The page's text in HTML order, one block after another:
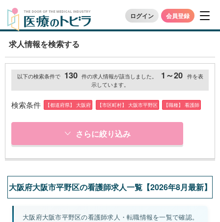
ログイン 会員登録
求人情報を検索する
以下の検索条件で 130 件の求人情報が該当しました。 1～20 件を表
示しています。
検索条件 【都道府県】 大阪府 【市区町村】 大阪市平野区 【職種】 看護師
さらに絞り込み
大阪府大阪市平野区の看護師求人一覧【2026年8月最新】
大阪府大阪市平野区の看護師求人・転職情報を一覧で確認。